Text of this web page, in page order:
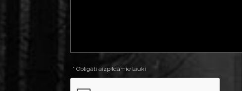
* Obligāti aizpildāmie lauki